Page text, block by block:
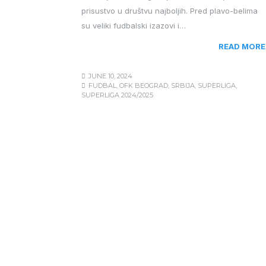
prisustvo u društvu najboljih. Pred plavo-belima
su veliki fudbalski izazovi i…
READ MORE
JUNE 10, 2024
FUDBAL, OFK BEOGRAD, SRBIJA, SUPERLIGA,
SUPERLIGA 2024/2025